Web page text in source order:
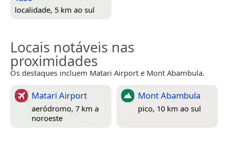
localidade, 5 km ao sul
Locais notáveis nas
proximidades
Os destaques incluem Matari Airport e Mont Abambula.
Matari Airport
aeródromo, 7 km a
noroeste
Mont Abambula
pico, 10 km ao sul